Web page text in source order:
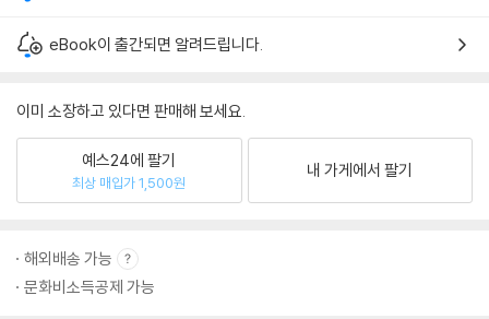
eBook이 출간되면 알려드립니다.
이미 소장하고 있다면 판매해 보세요.
예스24에 팔기
최상 매입가 1,500원
내 가게에서 팔기
해외배송 가능
문화비소득공제 가능